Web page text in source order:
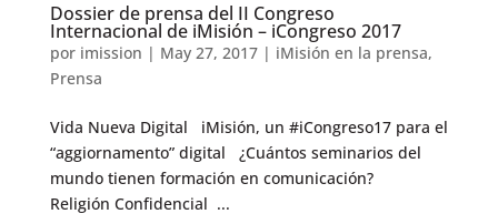
Dossier de prensa del II Congreso
Internacional de iMisión – iCongreso 2017
por imission | May 27, 2017| iMisión en la prensa,
Prensa
Vida Nueva Digital iMisión, un #iCongreso17 para el
“aggiornamento” digital ¿Cuántos seminarios del
mundo tienen formación en comunicación?
Religión Confidencial ...